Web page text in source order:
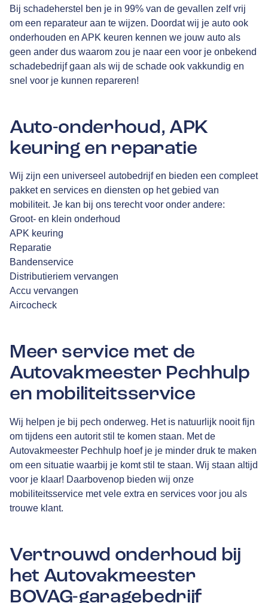
Bij schadeherstel ben je in 99% van de gevallen zelf vrij
om een reparateur aan te wijzen. Doordat wij je auto ook
onderhouden en APK keuren kennen we jouw auto als
geen ander dus waarom zou je naar een voor je onbekend
schadebedrijf gaan als wij de schade ook vakkundig en
snel voor je kunnen repareren!
Auto-onderhoud, APK
keuring en reparatie
Wij zijn een universeel autobedrijf en bieden een compleet
pakket en services en diensten op het gebied van
mobiliteit. Je kan bij ons terecht voor onder andere:
Groot- en klein onderhoud
APK keuring
Reparatie
Bandenservice
Distributieriem vervangen
Accu vervangen
Aircocheck
Meer service met de
Autovakmeester Pechhulp
en mobiliteitsservice
Wij helpen je bij pech onderweg. Het is natuurlijk nooit fijn
om tijdens een autorit stil te komen staan. Met de
Autovakmeester Pechhulp hoef je je minder druk te maken
om een situatie waarbij je komt stil te staan. Wij staan altijd
voor je klaar! Daarbovenop bieden wij onze
mobiliteitsservice met vele extra en services voor jou als
trouwe klant.
Vertrouwd onderhoud bij
het Autovakmeester
BOVAG-garagebedrijf